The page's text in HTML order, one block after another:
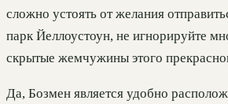
сложно устоять от желания
парк Йеллоустоун, не игнорируйте
скрытые жемчужины этого
Да, Бозмен является удобно